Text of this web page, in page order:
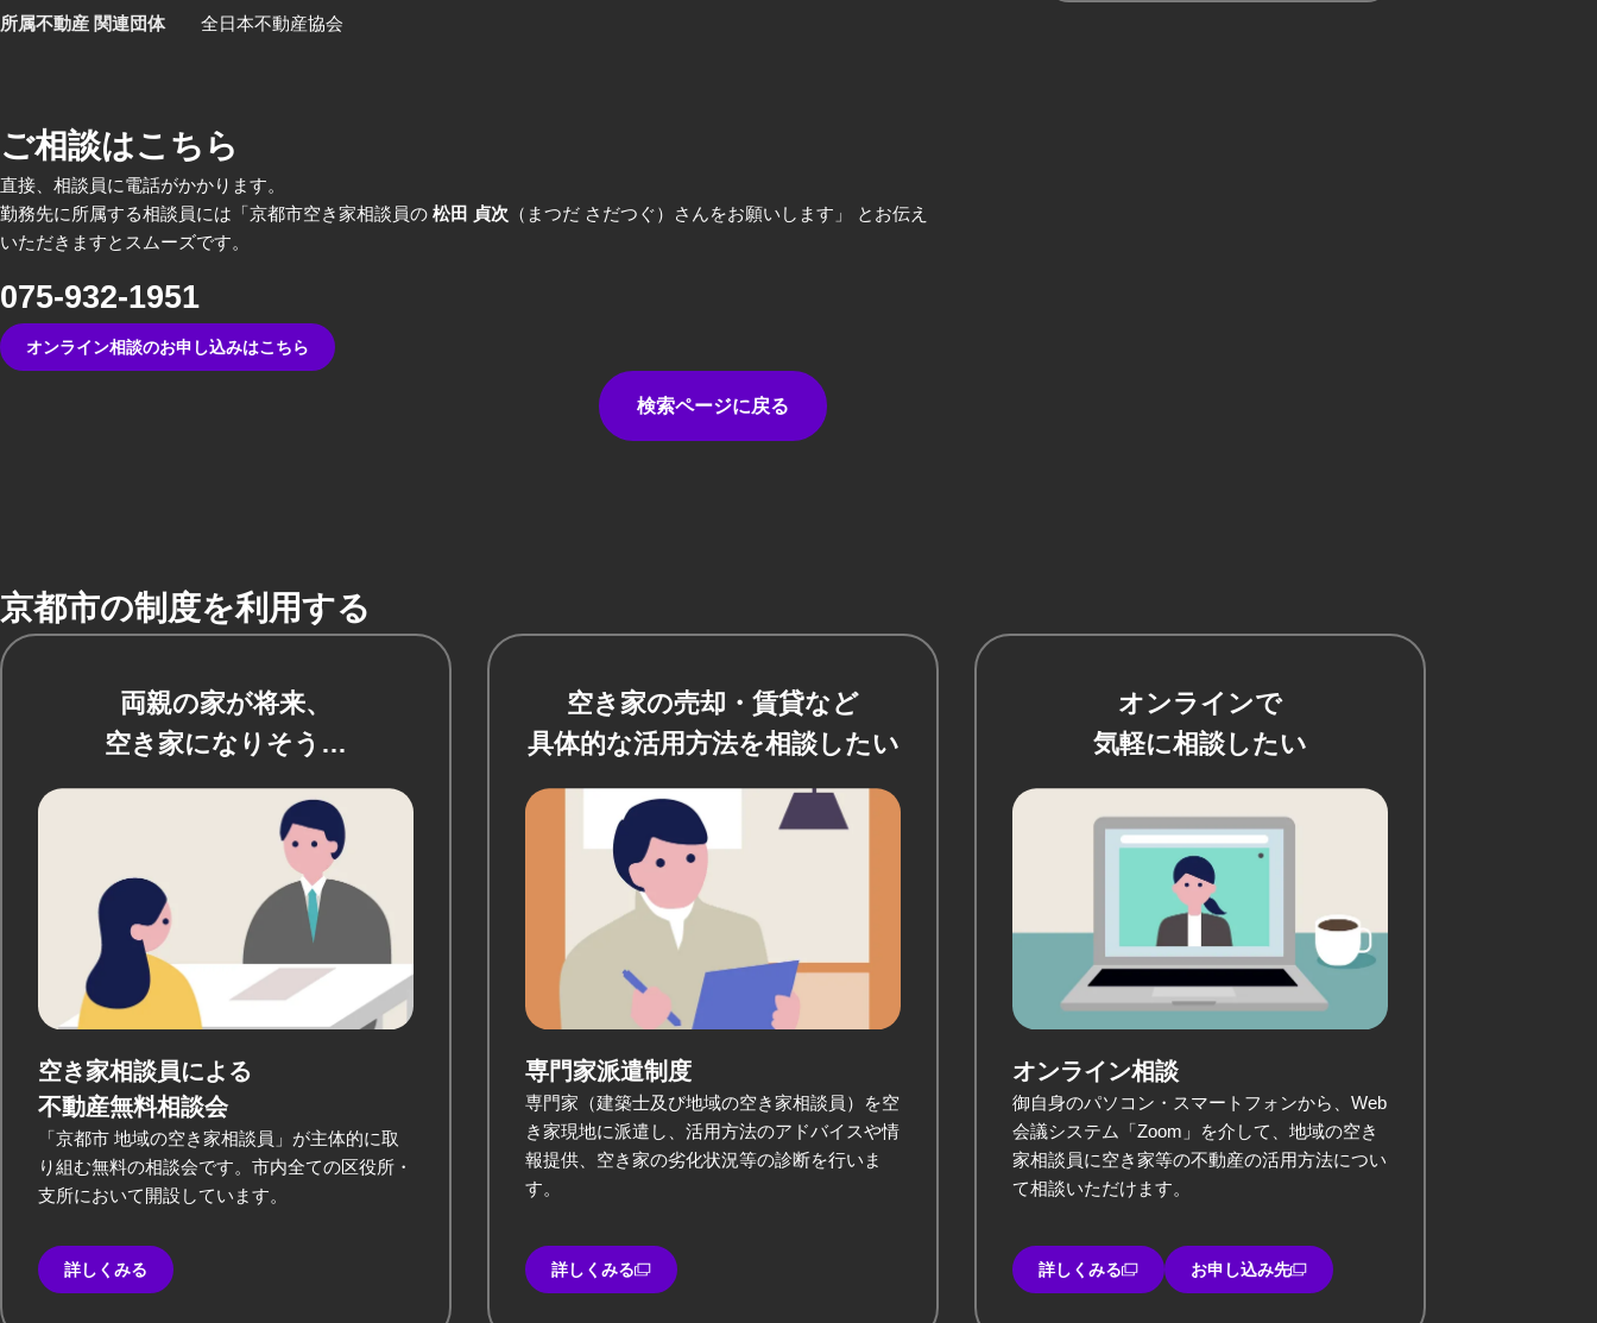
所属不動産 関連団体
全日本不動産協会
ご相談はこちら
直接、相談員に電話がかかります。
勤務先に所属する相談員には「京都市空き家相談員の 松田 貞次 （まつだ さだつぐ）さんをお願いします」 とお伝え
いただきますとスムーズです。
075-932-1951
オンライン相談のお申し込みはこちら
検索ページに戻る
京都市の制度を利用する
両親の家が将来、
空き家になりそう…
空き家相談員による
不動産無料相談会
「京都市 地域の空き家相談員」が主体的に取
り組む無料の相談会です。市内全ての区役所・
支所において開設しています。
詳しくみる
空き家の売却・賃貸など
具体的な活用方法を相談したい
専門家派遣制度
専門家（建築士及び地域の空き家相談員）を空
き家現地に派遣し、活用方法のアドバイスや情
報提供、空き家の劣化状況等の診断を行いま
す。
詳しくみる
オンラインで
気軽に相談したい
オンライン相談
御自身のパソコン・スマートフォンから、Web
会議システム「Zoom」を介して、地域の空き
家相談員に空き家等の不動産の活用方法につい
て相談いただけます。
詳しくみる お申し込み先